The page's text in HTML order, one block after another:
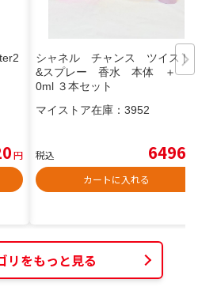
円
シャネル チャンス ツイスト
&スプレー 香水 本体 ＋ 2
0ml ３本セット
マイストア在庫： 3952
税込 6496
カートに入れる
リをもっと見る